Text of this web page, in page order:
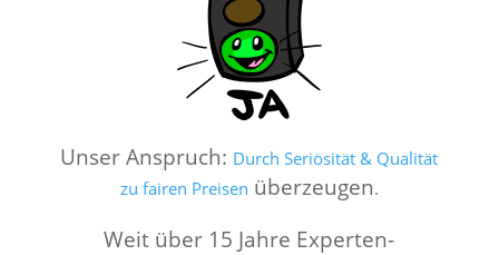
Unser Anspruch: Durch Seriösität & Qualität
zu fairen Preisen überzeugen.
Weit über 15 Jahre Experten-